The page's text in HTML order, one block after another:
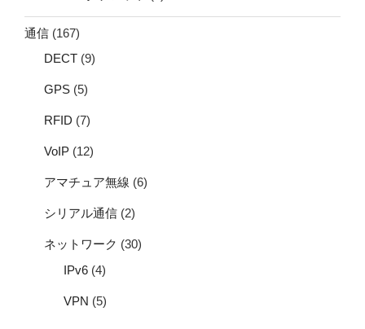
通信 (167)
DECT (9)
GPS (5)
RFID (7)
VoIP (12)
アマチュア無線 (6)
シリアル通信 (2)
ネットワーク (30)
IPv6 (4)
VPN (5)